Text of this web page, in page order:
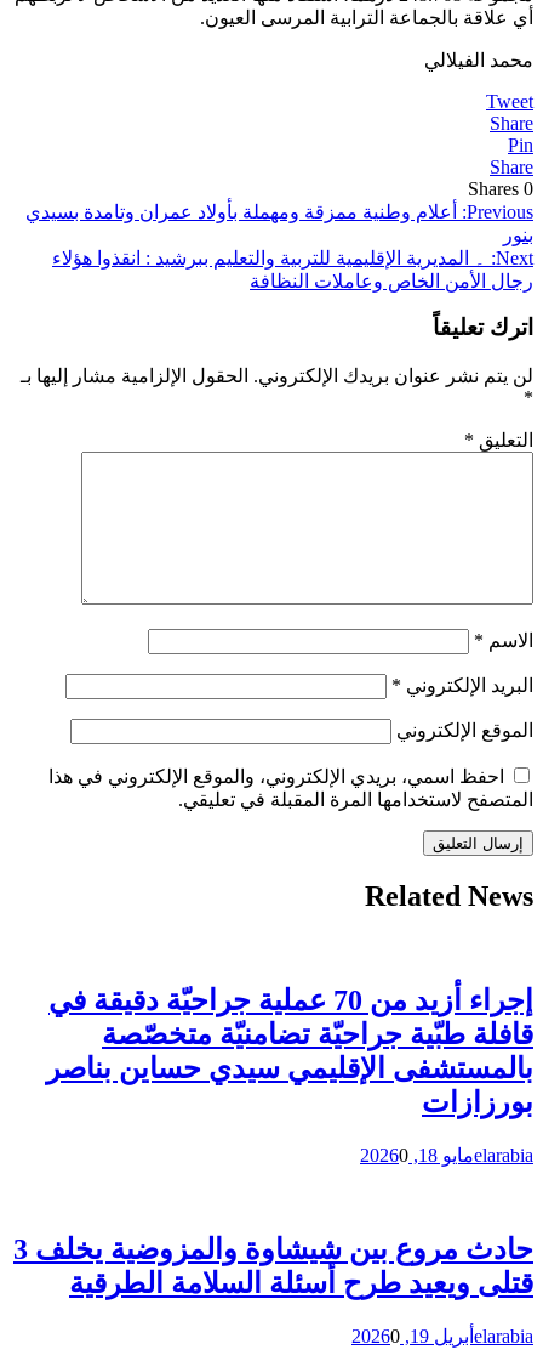
أي علاقة بالجماعة الترابية المرسى العيون.
محمد الفيلالي
Tweet
Share
Pin
Share
0
Shares
تصفّح
المقالات
Previous:
أعلام وطنية ممزقة ومهملة بأولاد عمران وتامدة بسيدي
بنور
Next:
۔ المديرية الإقليمية للتربية والتعليم ببرشيد : انقذوا هؤلاء
رجال الأمن الخاص وعاملات النظافة
اترك تعليقاً
لن يتم نشر عنوان بريدك الإلكتروني. الحقول الإلزامية مشار إليها بـ
*
التعليق *
الاسم *
البريد الإلكتروني *
الموقع الإلكتروني
احفظ اسمي، بريدي الإلكتروني، والموقع الإلكتروني في هذا
المتصفح لاستخدامها المرة المقبلة في تعليقي.
Related News
إجراء أزيد من 70 عملية جراحيّة دقيقة في
قافلة طبّية جراحيّة تضامنيّة متخصّصة
بالمستشفى الإقليمي سيدي حساين بناصر
بورزازات
elarabiaمايو 18, 2026 0
حادث مروع بين شيشاوة والمزوضية يخلف 3
قتلى ويعيد طرح أسئلة السلامة الطرقية
elarabia أبريل 19, 2026 0